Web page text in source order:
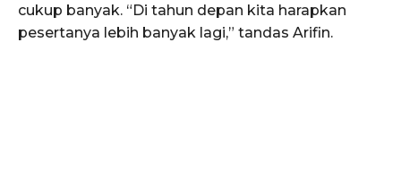
cukup banyak. “Di tahun depan kita harapkan
pesertanya lebih banyak lagi,” tandas Arifin.